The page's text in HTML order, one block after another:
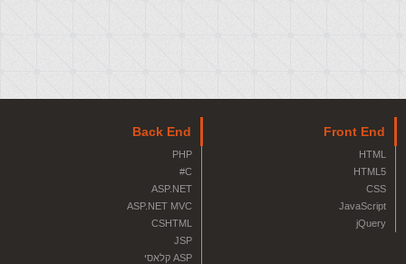
Front End
HTML
HTML5
CSS
JavaScript
jQuery
Back End
PHP
C#
ASP.NET
ASP.NET MVC
CSHTML
JSP
ASP קלאסי